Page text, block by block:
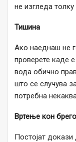
не изгледа
Тишина
Ако наеднаш не
проверете каде
вода обично
што се случува
потребна
Вртење кон
Постојат докази